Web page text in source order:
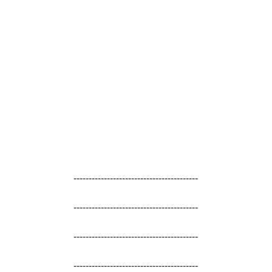
-----------------------------------------
-----------------------------------------
-----------------------------------------
-----------------------------------------